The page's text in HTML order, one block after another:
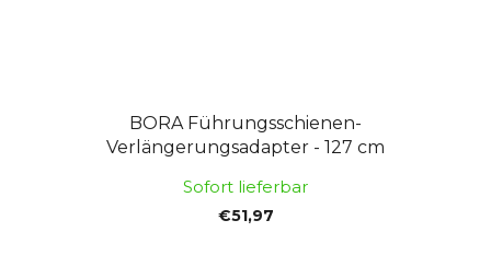
BORA Führungsschienen-
Verlängerungsadapter - 127 cm
Sofort lieferbar
€51,97